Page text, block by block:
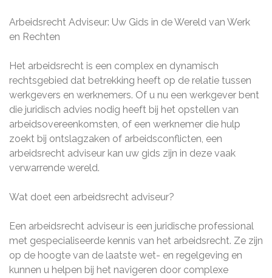
Arbeidsrecht Adviseur: Uw Gids in de Wereld van Werk
en Rechten
Het arbeidsrecht is een complex en dynamisch
rechtsgebied dat betrekking heeft op de relatie tussen
werkgevers en werknemers. Of u nu een werkgever bent
die juridisch advies nodig heeft bij het opstellen van
arbeidsovereenkomsten, of een werknemer die hulp
zoekt bij ontslagzaken of arbeidsconflicten, een
arbeidsrecht adviseur kan uw gids zijn in deze vaak
verwarrende wereld.
Wat doet een arbeidsrecht adviseur?
Een arbeidsrecht adviseur is een juridische professional
met gespecialiseerde kennis van het arbeidsrecht. Ze zijn
op de hoogte van de laatste wet- en regelgeving en
kunnen u helpen bij het navigeren door complexe